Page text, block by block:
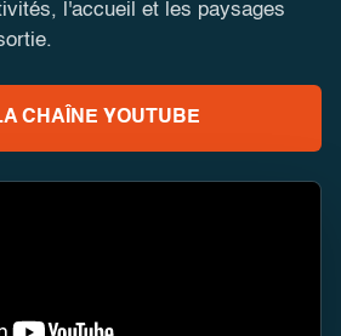
l'accueil et les paysages
CHAÎNE YOUTUBE